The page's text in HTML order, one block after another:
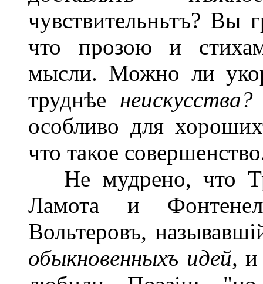
чувствительньтъ? Вы
что прозою и
мысли. Можно ли
труднѣе
особливо для
что такое
Не мудрено, что
Ламота и
Вольтеровъ,
обыкновенныхъ идей, и